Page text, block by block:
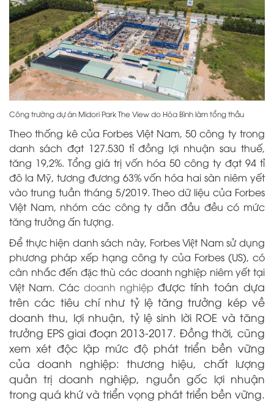
Công trường dự án Midori Park The View do Hòa Bình làm tổng thầu
Theo thống kê của Forbes Việt Nam, 50 công ty trong
danh sách đạt 127.530 tỉ đồng lợi nhuận sau thuế,
tăng 19,2%. Tổng giá trị vốn hóa 50 công ty đạt 94 tỉ
đô la Mỹ, tương đương 63% vốn hóa hai sàn niêm yết
vào trung tuần tháng 5/2019. Theo dữ liệu của Forbes
Việt Nam, nhóm các công ty dẫn đầu đều có mức
tăng trưởng ấn tượng.
Để thực hiện danh sách này, Forbes Việt Nam sử dụng
phương pháp xếp hạng công ty của Forbes (US), có
cân nhắc đến đặc thù các doanh nghiệp niêm yết tại
Việt Nam. Các doanh nghiệp được tính toán dựa
trên các tiêu chí như tỷ lệ tăng trưởng kép về
doanh thu, lợi nhuận, tỷ lệ sinh lời ROE và tăng
trưởng EPS giai đoạn 2013-2017. Đồng thời, cũng
xem xét độc lập mức độ phát triển bền vững
của doanh nghiệp: thương hiệu, chất lượng
quản trị doanh nghiệp, nguồn gốc lợi nhuận
trong quá khứ và triển vọng phát triển bền vững.